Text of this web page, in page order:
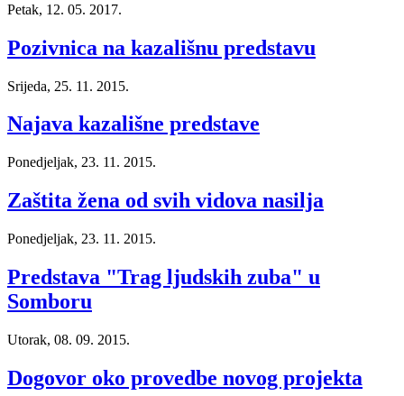
Petak, 12. 05. 2017.
Pozivnica na kazališnu predstavu
Srijeda, 25. 11. 2015.
Najava kazališne predstave
Ponedjeljak, 23. 11. 2015.
Zaštita žena od svih vidova nasilja
Ponedjeljak, 23. 11. 2015.
Predstava "Trag ljudskih zuba" u
Somboru
Utorak, 08. 09. 2015.
Dogovor oko provedbe novog projekta